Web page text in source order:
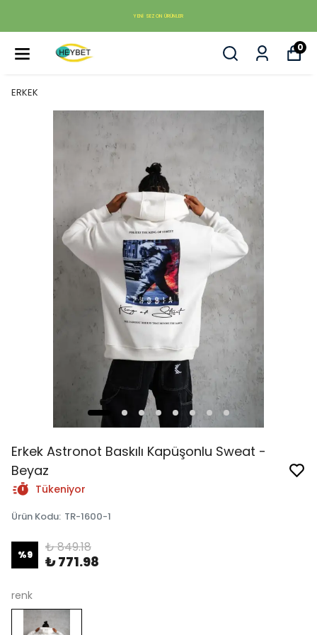
YENI SEZON ÜRÜNLER
0
ERKEK
Erkek Astronot Baskılı Kapüşonlu Sweat -
Beyaz
Tükeniyor
Ürün Kodu: TR-1600-1
%9 ₺ 849.18
₺ 771.98
renk